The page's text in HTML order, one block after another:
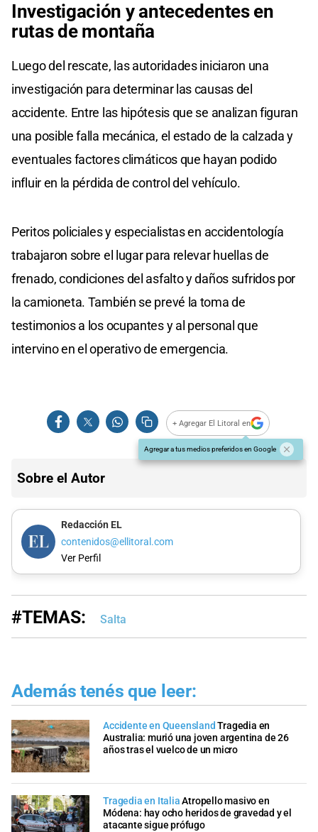
Investigación y antecedentes en
rutas de montaña
Luego del rescate, las autoridades iniciaron una
investigación para determinar las causas del
accidente. Entre las hipótesis que se analizan figuran
una posible falla mecánica, el estado de la calzada y
eventuales factores climáticos que hayan podido
influir en la pérdida de control del vehículo.
Peritos policiales y especialistas en accidentología
trabajaron sobre el lugar para relevar huellas de
frenado, condiciones del asfalto y daños sufridos por
la camioneta. También se prevé la toma de
testimonios a los ocupantes y al personal que
intervino en el operativo de emergencia.
+ Agregar El Litoral en
Agregar a tus medios preferidos en Google
Sobre el Autor
Redacción EL
contenidos@ellitoral.com
Ver Perfil
#TEMAS: Salta
Además tenés que leer:
Accidente en Queensland Tragedia en
Australia: murió una joven argentina de 26
años tras el vuelco de un micro
Tragedia en Italia Atropello masivo en
Módena: hay ocho heridos de gravedad y el
atacante sigue prófugo